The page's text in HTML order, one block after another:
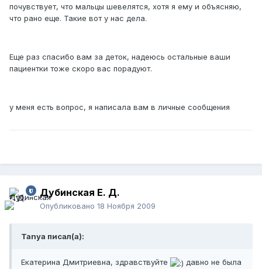
почувствует, что мальцы шевелятся, хотя я ему и объясняю,
что рано еще. Такие вот у нас дела.
Еще раз спасибо вам за деток, надеюсь остальные ваши
пациентки тоже скоро вас порадуют.
у меня есть вопрос, я написала вам в личные сообщения
Дубинская Е. Д.
Опубликовано 18 Ноября 2009
Tanya писал(а):
Екатерина Дмитриевна, здравствуйте
давно не была